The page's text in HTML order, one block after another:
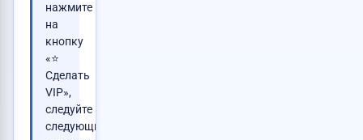
нажмите
на
кнопку
«⭐
Сделать
VIP»,
следуйте
следующим